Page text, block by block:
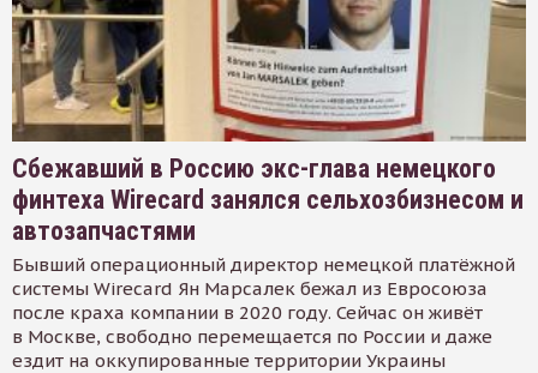
Сбежавший в Россию экс-глава немецкого
финтеха Wirecard занялся сельхозбизнесом и
автозапчастями
Бывший операционный директор немецкой платёжной
системы Wirecard Ян Марсалек бежал из Евросоюза
после краха компании в 2020 году. Сейчас он живёт
в Москве, свободно перемещается по России и даже
ездит на оккупированные территории Украины